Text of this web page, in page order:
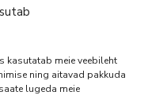
kasutatab meie veebileht
ning aitavad pakkuda
lugeda meie